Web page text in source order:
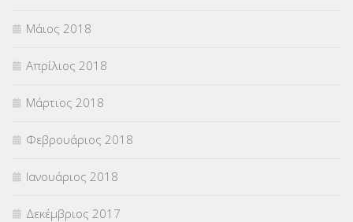
Μάιος 2018
Απρίλιος 2018
Μάρτιος 2018
Φεβρουάριος 2018
Ιανουάριος 2018
Δεκέμβριος 2017